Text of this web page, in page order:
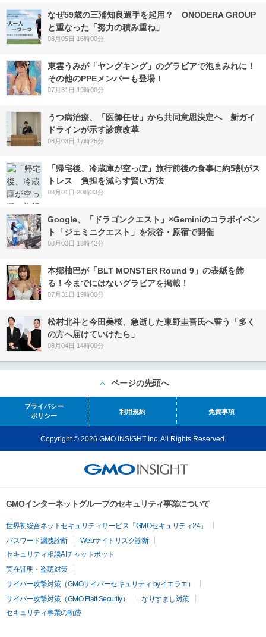
なぜ59歳の三浦知良選手を起用？ ONODERA GROUP
と重なった「努力の積み重ね」
08月05日 16時00分
東雲うみが「ヤングキング」のグラビアで泡まみれに！
その他のPPEメンバーも登場！
07月31日 19時00分
うつ病治療、「医師任せ」から共同意思決定へ 新ガイ
ドラインが示す診療改革
08月03日 17時25分
「帰宅後、冷蔵庫が空っぽ」旅行前後の食事に約5割がス
トレス 負担を減らす賢い方法
08月01日 20時33分
Google、「ドラゴンクエスト」×Geminiのコラボイベン
ト「ジェミニクエスト」を渋谷・原宿で開催
08月03日 18時42分
本郷柚巴が「BLT MONSTER Round 9」の表紙を飾
る！今までにはないグラビアを掲載！
07月31日 19時00分
松村北斗と今田美桜、急逝した東野圭吾氏へ誓う「多く
の方へ届けていけたら」
08月04日 14時00分
ページの先頭へ
プライバシー
ポリシー
利用規約 免責事項
Copyright © 2026 GMO INSIGHT Inc. All Rights Reserved.
GMOインターネットグループのセキュリティ事業について
世界初総合ネットセキュリティサービス「GMOセキュリティ24」
パスワード漏洩診断
Webサイトリスク診断
セキュリティ相談AIチャットボット
実在証明・盗聴対策
サイバー攻撃対策（GMOサイバーセキュリティ byイエラエ）
サイバー攻撃対策（GMO Flatt Security）
なりすまし対策
セキュリティ事業の軌跡